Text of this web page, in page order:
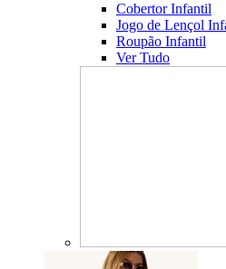
Cobertor Infantil
Jogo de Lençol
Roupão Infantil
Ver Tudo